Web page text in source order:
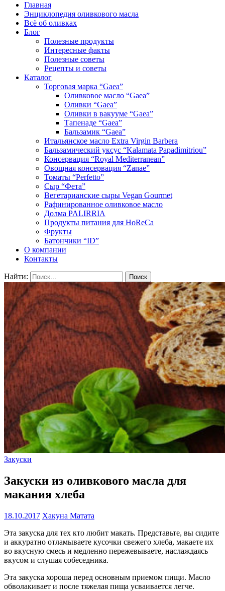
Главная
Энциклопедия оливкового масла
Всё об оливках
Блог
Полезные продукты
Интересные факты
Полезные советы
Рецепты и советы
Каталог
Торговая марка “Gaea”
Оливковое масло “Gaea”
Оливки “Gaea”
Оливки в вакууме “Gaea”
Тапенаде “Gaea”
Бальзамик “Gaea”
Итальянское масло Extra Virgin Barbera
Бальзамический уксус “Kalamata Papadimitriou”
Консервация “Royal Mediterranean”
Овощная консервация “Zanae”
Томаты “Perfetto”
Сыр “Фета”
Вегетарианские сыры Vegan Gourmet
Рафинированное оливковое масло
Долма PALIRRIA
Продукты питания для HoReCa
Фрукты
Батончики “ID”
О компании
Контакты
Найти:
Закуски
Закуски из оливкового масла для
макания хлеба
18.10.2017 Хакуна Матата
Эта закуска для тех кто любит макать. Представьте, вы сидите
и аккуратно отламываете кусочки свежего хлеба, макаете их
во вкусную смесь и медленно пережевываете, наслаждаясь
вкусом и слушая собеседника.
Эта закуска хороша перед основным приемом пищи. Масло
обволакивает и после тяжелая пища усваивается легче.